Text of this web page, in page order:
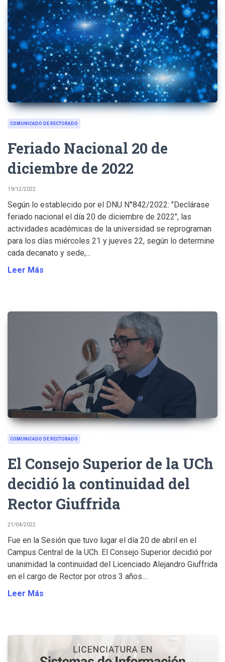
COMUNICADO DE RECTORADO
Feriado Nacional 20 de
diciembre de 2022
19/12/2022
Según lo establecido por el DNU N°842/2022: "Declárase
feriado nacional el día 20 de diciembre de 2022", las
actividades académicas de la universidad se reprograman
para los días miércoles 21 y jueves 22, según lo determine
cada decanato y sede,...
Leer Más
COMUNICADO DE RECTORADO
El Consejo Superior de la UCh
decidió la continuidad del
Rector Giuffrida
21/04/2022
Fue en la Sesión que tuvo lugar el día 20 de abril en el
Campus Central de la UCh. El Consejo Superior decidió por
unanimidad la continuidad del Licenciado Alejandro Giuffrida
en el cargo de Rector por otros 3 años....
Leer Más